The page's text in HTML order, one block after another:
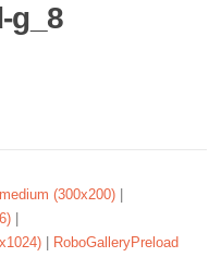
g_8
medium (300x200)
RoboGalleryPreload